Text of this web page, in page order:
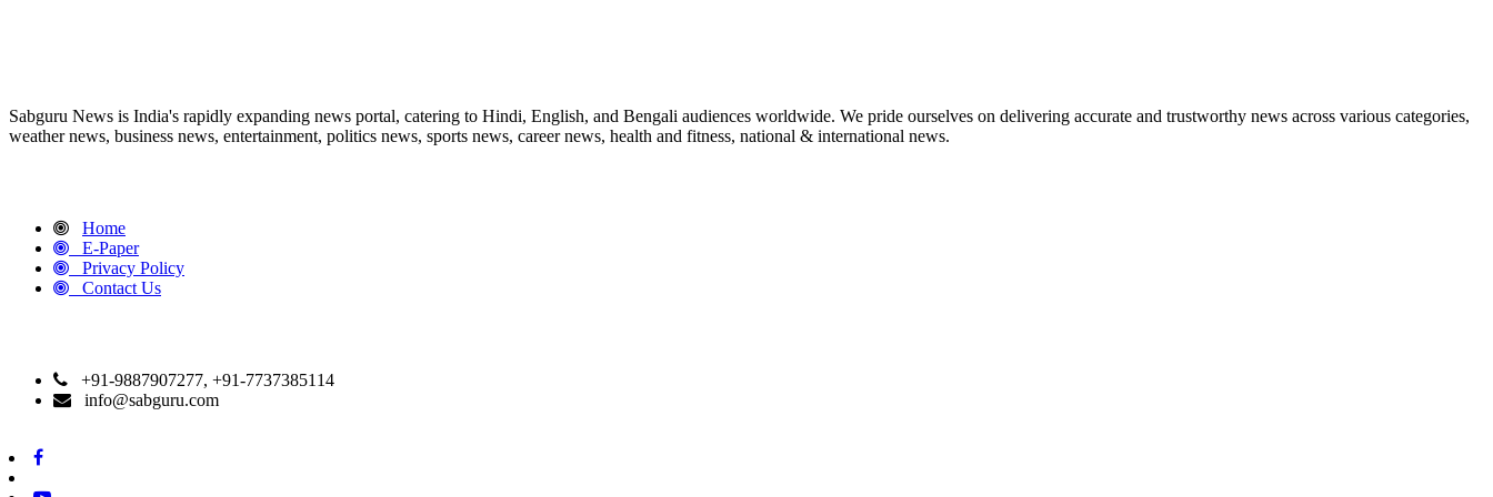
Sabguru News is India's rapidly expanding news portal, catering to Hindi, English, and Bengali audiences worldwide. We pride ourselves on delivering accurate and trustworthy news across various categories,
weather news, business news, entertainment, politics news, sports news, career news, health and fitness, national & international news.
Home
E-Paper
Privacy Policy
Contact Us
+91-9887907277, +91-7737385114
info@sabguru.com